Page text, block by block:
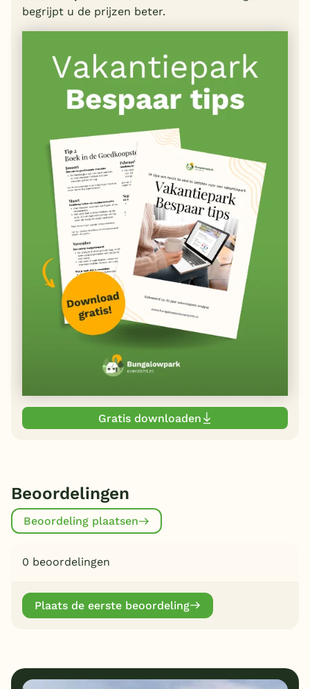
begrijpt u de prijzen beter.
Gratis downloaden
Beoordelingen
Beoordeling plaatsen
0 beoordelingen
Plaats de eerste beoordeling